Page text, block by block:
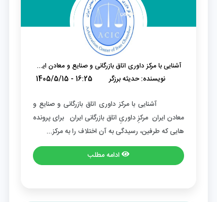
آشنایی با مرکز داوری اتاق بازرگانی و صنایع و معادن ایران
1405/5/15 - 16:25 نویسنده:حدیثه برزگر
آشنایی با مرکز داوری اتاق بازرگانی و صنایع و
معادن ایران مرکزِ داوریِ اتاق بازرگانی ایران برای پرونده
هایی که طرفین، رسیدگی به آن اختلاف را به مرکز...
ادامه مطلب